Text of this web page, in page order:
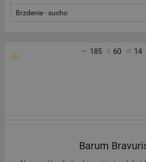
Brzdenie - sucho
185 60 14
Barum